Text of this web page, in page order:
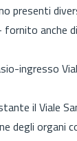
presenti
fornito anche
ingresso
il Viale
degli organi